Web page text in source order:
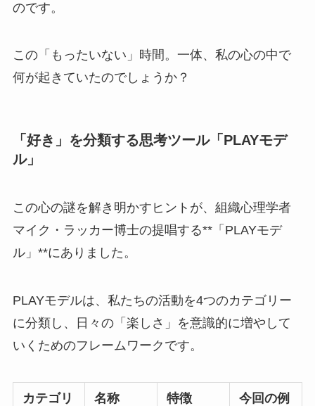
のです。
この「もったいない」時間。一体、私の心の中で
何が起きていたのでしょうか？
「好き」を分類する思考ツール「PLAYモデ
ル」
この心の謎を解き明かすヒントが、組織心理学者
マイク・ラッカー博士の提唱する**「PLAYモデ
ル」**にありました。
PLAYモデルは、私たちの活動を4つのカテゴリー
に分類し、日々の「楽しさ」を意識的に増やして
いくためのフレームワークです。
カテゴリ
名称 特徴 今回の例